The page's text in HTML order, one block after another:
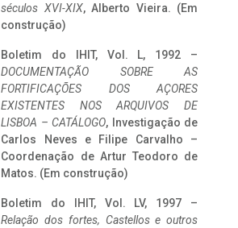
séculos XVI-XIX, Alberto Vieira. (Em
construção)
Boletim do IHIT, Vol. L, 1992 –
DOCUMENTAÇÃO SOBRE AS
FORTIFICAÇÕES DOS AÇORES
EXISTENTES NOS ARQUIVOS DE
LISBOA – CATÁLOGO, Investigação de
Carlos Neves e Filipe Carvalho –
Coordenação de Artur Teodoro de
Matos. (Em construção)
Boletim do IHIT, Vol. LV, 1997 –
Relação dos fortes, Castellos e outros